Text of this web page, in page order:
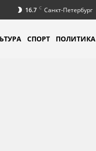
16.7 C Санкт-Петербург
СПОРТ ПОЛИТИКА